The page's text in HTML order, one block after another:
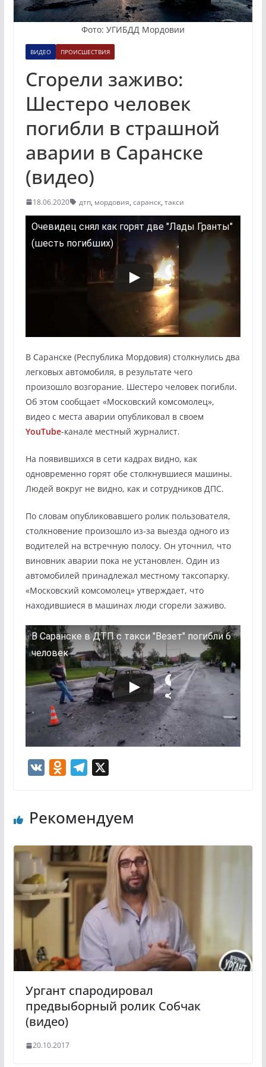
Фото: УГИБДД Мордовии
ВИДЕО ПРОИСШЕСТВИЯ
Сгорели заживо:
Шестеро человек
погибли в страшной
аварии в Саранске
(видео)
18.06.2020 дтп, мордовия, саранск, такси
Очевидец снял как горят две "Лады Гранты"
(шесть погибших)
В Саранске (Республика Мордовия) столкнулись два
легковых автомобиля, в результате чего
произошло возгорание. Шестеро человек погибли.
Об этом сообщает «Московский комсомолец»,
видео с места аварии опубликовал в своем
YouTube-канале местный журналист.
На появившихся в сети кадрах видно, как
одновременно горят обе столкнувшиеся машины.
Людей вокруг не видно, как и сотрудников ДПС.
По словам опубликовавшего ролик пользователя,
столкновение произошло из-за выезда одного из
водителей на встречную полосу. Он уточнил, что
виновник аварии пока не установлен. Один из
автомобилей принадлежал местному таксопарку.
«Московский комсомолец» утверждает, что
находившиеся в машинах люди сгорели заживо.
В Саранске в ДТП с такси "Везет" погибли 6
человек
o
l
a
s
s
i
e
r
a
m
Рекомендуем
Ургант cпародировал
предвыборный ролик Собчак
(видео)
20.10.2017